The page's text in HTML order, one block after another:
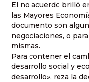
El no acuerdo brilló
las Mayores
documento son
negociaciones, o
mismas.
Para contener el
desarrollo social y
desarrollo», reza la